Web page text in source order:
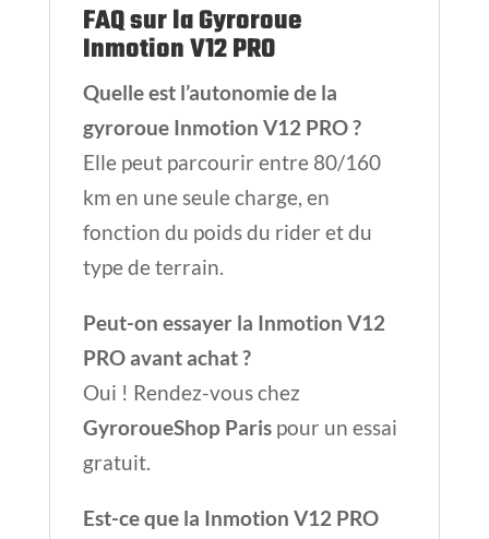
FAQ sur la Gyroroue
Inmotion V12 PRO
Quelle est l’autonomie de la
gyroroue Inmotion V12 PRO ?
Elle peut parcourir entre 80/160
km en une seule charge, en
fonction du poids du rider et du
type de terrain.
Peut-on essayer la Inmotion V12
PRO avant achat ?
Oui ! Rendez-vous chez
GyroroueShop Parispour un essai
gratuit.
Est-ce que la Inmotion V12 PRO